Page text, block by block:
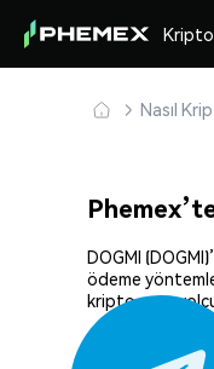
Kripto
Nasıl
DOGMI
ödeme
kripto para